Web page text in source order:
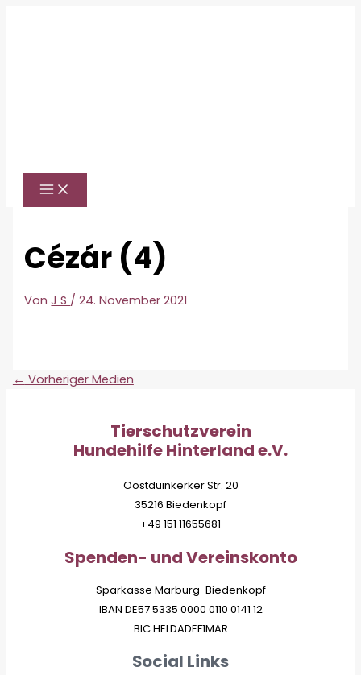
Cézár (4)
VonJ S /24. November 2021
← Vorheriger Medien
Tierschutzverein
Hundehilfe Hinterland e.V.
Oostduinkerker Str. 20
35216 Biedenkopf
+49 151 11655681
Spenden- und Vereinskonto
Sparkasse Marburg-Biedenkopf
IBAN DE57 5335 0000 0110 0141 12
BIC HELDADEF1MAR
Social Links